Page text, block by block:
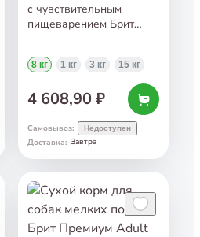
с чувствительным
пищеварением Брит
с ягнёнком 8 кг
8 кг 1 кг 3 кг 15 кг
4 608,90 ₽
Самовывоз: Недоступен
Доставка: Завтра